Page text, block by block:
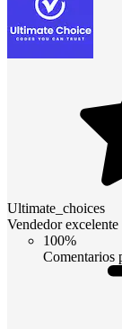
Ultimate_choices
Vendedor excelente
100%
Comentarios